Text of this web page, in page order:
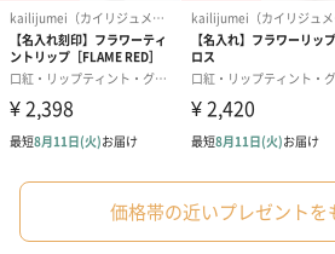
いぶりがっことチーズ
のオイル漬（981円）
ごろっとうま
のオイル漬（
ン）（981円）
価格帯の近いプレゼントを